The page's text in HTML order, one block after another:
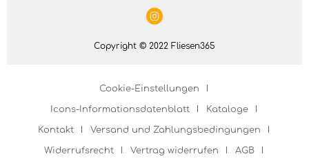
Copyright © 2022 Fliesen365
Cookie-Einstellungen
Icons-Informationsdatenblatt Kataloge
Kontakt Versand und Zahlungsbedingungen
Widerrufsrecht Vertrag widerrufen AGB